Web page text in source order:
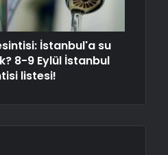
İstanbul'a su
8-9 Eylül İstanbul
listesi!